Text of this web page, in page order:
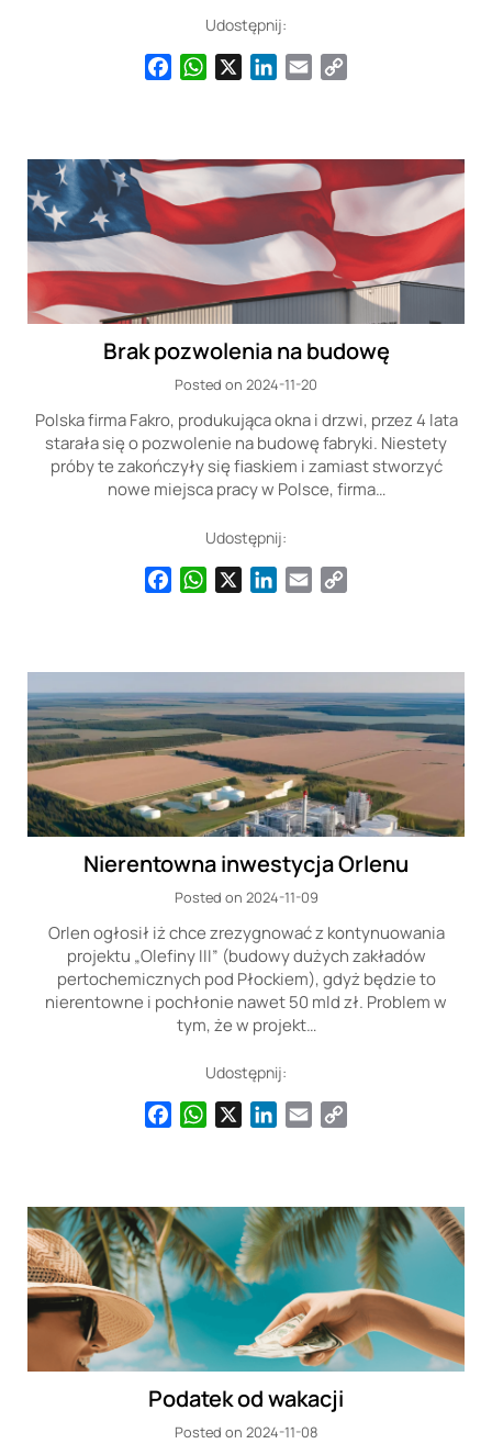
Udostępnij:
FacebookWhatsAppLinkedIn
Email
Brak pozwolenia na budowę
Posted on 2024-11-20
Polska firma Fakro, produkująca okna i drzwi, przez 4 lata
starała się o pozwolenie na budowę fabryki. Niestety
próby te zakończyły się fiaskiem i zamiast stworzyć
nowe miejsca pracy w Polsce, firma…
Udostępnij:
FacebookWhatsAppLinkedIn
Email
Nierentowna inwestycja Orlenu
Posted on 2024-11-09
Orlen ogłosił iż chce zrezygnować z kontynuowania
projektu „Olefiny III” (budowy dużych zakładów
pertochemicznych pod Płockiem), gdyż będzie to
nierentowne i pochłonie nawet 50 mld zł. Problem w
tym, że w projekt…
Udostępnij:
FacebookWhatsAppLinkedIn
Email
Podatek od wakacji
Posted on 2024-11-08